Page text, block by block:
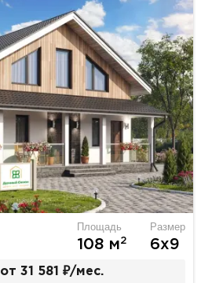
Площадь
108 м2
Размер
6х9
от 31 581 ₽/мес.